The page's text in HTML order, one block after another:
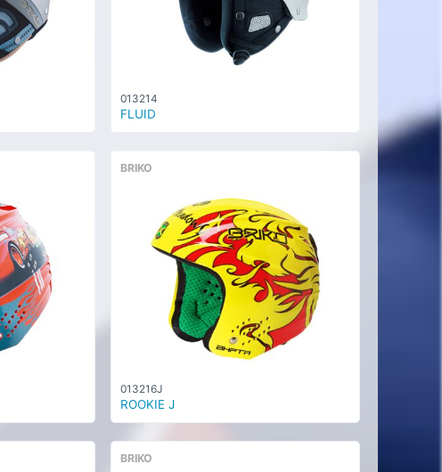
013214
FLUID
BRIKO
013216J
ROOKIE J
BRIKO